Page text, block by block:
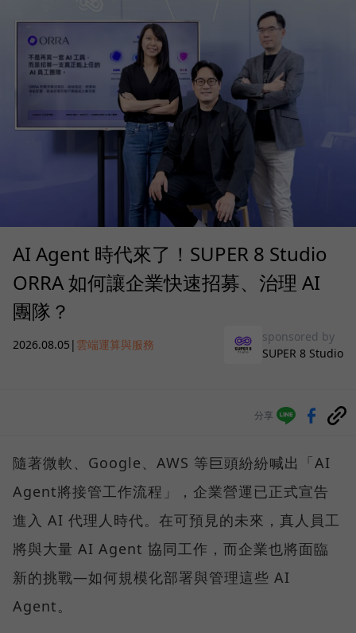
AI Agent 時代來了！SUPER 8 Studio
ORRA 如何讓企業快速招募、治理 AI
團隊？
2026.08.05 | 雲端運算與服務
sponsored by
SUPER 8 Studio
分享
隨著微軟、Google、AWS 等巨頭紛紛喊出「AI
Agent將接管工作流程」，企業營運已正式宣告
進入 AI 代理人時代。在可預見的未來，真人員工
將與大量 AI Agent 協同工作，而企業也將面臨
新的挑戰—如何規模化部署與管理這些 AI
Agent。